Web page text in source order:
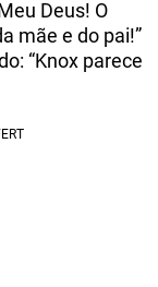
Deus! O
mãe e do pai!”
“Knox parece